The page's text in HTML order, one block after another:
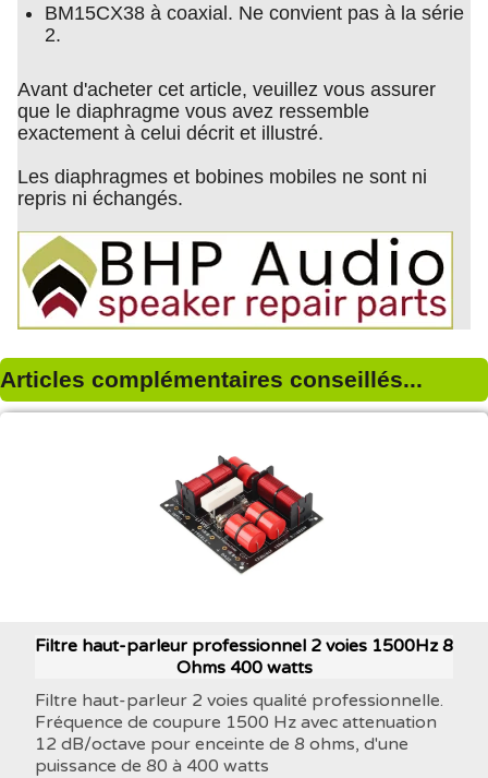
BM15CX38 à coaxial. Ne convient pas à la série
2.
Avant d'acheter cet article, veuillez vous assurer
que le diaphragme vous avez ressemble
exactement à celui décrit et illustré.
Les diaphragmes et bobines mobiles ne sont ni
repris ni échangés.
Articles complémentaires conseillés...
Filtre haut-parleur professionnel 2 voies 1500Hz 8
Ohms 400 watts
Filtre haut-parleur 2 voies qualité professionnelle.
Fréquence de coupure 1500 Hz avec attenuation
12 dB/octave pour enceinte de 8 ohms, d'une
puissance de 80 à 400 watts